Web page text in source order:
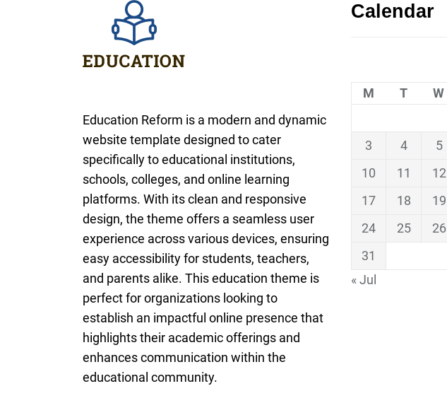
Education Reform is a modern and dynamic
website template designed to cater
specifically to educational institutions,
schools, colleges, and online learning
platforms. With its clean and responsive
design, the theme offers a seamless user
experience across various devices, ensuring
easy accessibility for students, teachers,
and parents alike. This education theme is
perfect for organizations looking to
establish an impactful online presence that
highlights their academic offerings and
enhances communication within the
educational community.
Calendar
M T W
3
4 5
10
11 12
17
18 19
24
25 26
31
« Jul